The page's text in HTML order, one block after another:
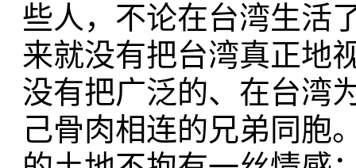
些人，不论在台湾生活
来就没有把台湾真正地
没有把广泛的、在台湾
己骨肉相连的兄弟同胞